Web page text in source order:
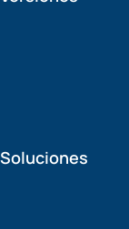
Soluciones